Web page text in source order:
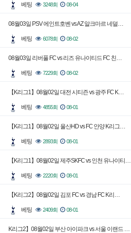
베팅 3248회 08-04
08월03일 PSV 에인트호벤 vs AZ 알크마르 네덜…
베팅 6078회 08-02
08월03일 리버풀 FC vs 리즈 유나이티드 FC 친…
베팅 7229회 08-02
【K리그1】08월02일 대전 시티즌 vs 광주 FC K…
베팅 4855회 08-01
【K리그1】08월02일 울산HD vs FC 안양 K리그…
베팅 2893회 08-01
【K리그1】08월02일 제주SKFC vs 인천 유나이티…
베팅 2220회 08-01
【K리그2】08월02일 김포 FC vs 경남 FC K리…
베팅 2409회 08-01
K리그2】08월02일 부산 아이파크 vs 서울 이랜드 …